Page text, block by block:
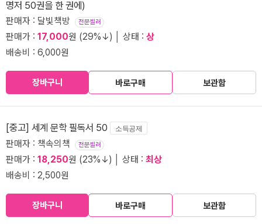
명저 50권을 한 권에)
판매자 : 달빛책방 전문셀러
판매가 : 17,000원 (29%↓) │ 상태 : 상
배송비 : 6,000원
장바구니 바로구매 보관함
[중고] 세계 문학 필독서 50 소득공제
판매자 : 책속의책 전문셀러
판매가 : 18,250원 (23%↓) │ 상태 : 최상
배송비 : 2,500원
장바구니 바로구매 보관함